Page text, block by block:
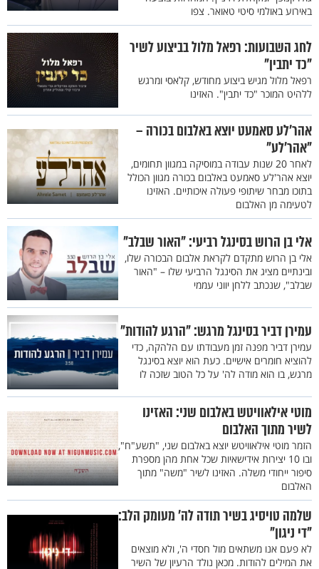
באירוע באולמי סיטי טאואר. צפו
לחג השבועות: רפאל מלול בביצוע לשיר
"כד יתבין"
רפאל מלול מגיש ביצוע מחודש, קלאסי ומרגש
ללהיט המוכר "כד יתבין". האזינו
אהר'לע סאמעט יוצא באלבום בכורה –
"אהר'לע"
לאחר 20 שנות עבודה במוסיקה במגוון תחומים,
יוצא אהר'לע סאמעט באלבום בכורה מגוון הכולל
בתוכו מבחר שיתופי פעולה איכותיים. האזינו
לטעימה מן האלבום
אלי בן הרוש בסינגל רביעי: "האור שבלב"
אלי בן הרוש מתקדם לקראת אלבום הבכורה שלו,
ובינתיים מציג את הסינגל הרביעי שלו – "האור
שבלב", שנכתב ללחן יווני עממי
עמירן דביר בסינגל מרגש: "הרגע להודות"
עמירן דביר מפנה זמן מעבודתו עם הלהקה, כדי
להוציא חומרים אישיים. כעת הוא יוצא בסינגל
מרגש, בו הוא מודה לה' על כל הטוב שזכה לו
מוטי אילאוויטש באלבום שני: האזינו
לשיר מתוך האלבום
הזמר מוטי אילאוויטש יוצא באלבום שני, "תשע"ח",
ובו 10 יצירות אידישאיות שכל אחת מהן מספרת
סיפור ייחודי משלה. האזינו לשיר "משה" מתוך
האלבום
שלמה טויסיג בשיר תודה לה' מעומק הלב:
"די ניגון"
לא פעם אנו משתאים מול חסדי ה', ולא מוצאים
את המילים להודות. מכאן נולד הרעיון של השיר